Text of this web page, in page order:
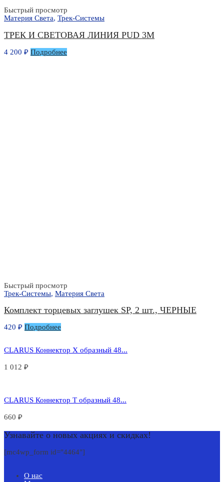
Быстрый просмотр
Материя Света, Трек-Системы
ТРЕК И СВЕТОВАЯ ЛИНИЯ PUD 3М
4 200 ₽ Подробнее
Быстрый просмотр
Трек-Системы, Материя Света
Комплект торцевых заглушек SP, 2 шт., ЧЕРНЫЕ
420 ₽ Подробнее
CLARUS Коннектор Х образный 48...
1 012 ₽
CLARUS Коннектор Т образный 48...
660 ₽
Узнавайте о новых акциях и скидках!
[mc4wp_form id="4464"]
О нас